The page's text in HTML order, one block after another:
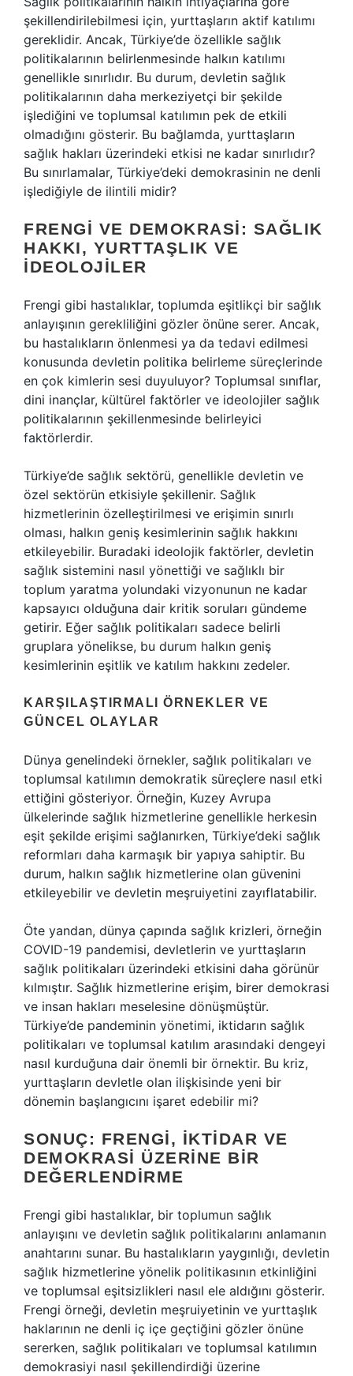
şekillendirilebilmesi için, yurttaşların aktif katılımı
gereklidir. Ancak, Türkiye’de özellikle sağlık
politikalarının belirlenmesinde halkın katılımı
genellikle sınırlıdır. Bu durum, devletin sağlık
politikalarının daha merkeziyetçi bir şekilde
işlediğini ve toplumsal katılımın pek de etkili
olmadığını gösterir. Bu bağlamda, yurttaşların
sağlık hakları üzerindeki etkisi ne kadar sınırlıdır?
Bu sınırlamalar, Türkiye’deki demokrasinin ne denli
işlediğiyle de ilintili midir?
FRENGI VE DEMOKRASI: SAĞLIK
HAKKI, YURTTAŞLIK VE
İDEOLOJILER
Frengi gibi hastalıklar, toplumda eşitlikçi bir sağlık
anlayışının gerekliliğini gözler önüne serer. Ancak,
bu hastalıkların önlenmesi ya da tedavi edilmesi
konusunda devletin politika belirleme süreçlerinde
en çok kimlerin sesi duyuluyor? Toplumsal sınıflar,
dini inançlar, kültürel faktörler ve ideolojiler sağlık
politikalarının şekillenmesinde belirleyici
faktörlerdir.
Türkiye’de sağlık sektörü, genellikle devletin ve
özel sektörün etkisiyle şekillenir. Sağlık
hizmetlerinin özelleştirilmesi ve erişimin sınırlı
olması, halkın geniş kesimlerinin sağlık hakkını
etkileyebilir. Buradaki ideolojik faktörler, devletin
sağlık sistemini nasıl yönettiği ve sağlıklı bir
toplum yaratma yolundaki vizyonunun ne kadar
kapsayıcı olduğuna dair kritik soruları gündeme
getirir. Eğer sağlık politikaları sadece belirli
gruplara yönelikse, bu durum halkın geniş
kesimlerinin eşitlik ve katılım hakkını zedeler.
KARŞILAŞTIRMALI ÖRNEKLER VE
GÜNCEL OLAYLAR
Dünya genelindeki örnekler, sağlık politikaları ve
toplumsal katılımın demokratik süreçlere nasıl etki
ettiğini gösteriyor. Örneğin, Kuzey Avrupa
ülkelerinde sağlık hizmetlerine genellikle herkesin
eşit şekilde erişimi sağlanırken, Türkiye’deki sağlık
reformları daha karmaşık bir yapıya sahiptir. Bu
durum, halkın sağlık hizmetlerine olan güvenini
etkileyebilir ve devletin meşruiyetini zayıflatabilir.
Öte yandan, dünya çapında sağlık krizleri, örneğin
COVID-19 pandemisi, devletlerin ve yurttaşların
sağlık politikaları üzerindeki etkisini daha görünür
kılmıştır. Sağlık hizmetlerine erişim, birer demokrasi
ve insan hakları meselesine dönüşmüştür.
Türkiye’de pandeminin yönetimi, iktidarın sağlık
politikaları ve toplumsal katılım arasındaki dengeyi
nasıl kurduğuna dair önemli bir örnektir. Bu kriz,
yurttaşların devletle olan ilişkisinde yeni bir
dönemin başlangıcını işaret edebilir mi?
SONUÇ: FRENGI, İKTIDAR VE
DEMOKRASI ÜZERINE BIR
DEĞERLENDIRME
Frengi gibi hastalıklar, bir toplumun sağlık
anlayışını ve devletin sağlık politikalarını anlamanın
anahtarını sunar. Bu hastalıkların yaygınlığı, devletin
sağlık hizmetlerine yönelik politikasının etkinliğini
ve toplumsal eşitsizlikleri nasıl ele aldığını gösterir.
Frengi örneği, devletin meşruiyetinin ve yurttaşlık
haklarının ne denli iç içe geçtiğini gözler önüne
sererken, sağlık politikaları ve toplumsal katılımın
demokrasiyi nasıl şekillendirdiği üzerine